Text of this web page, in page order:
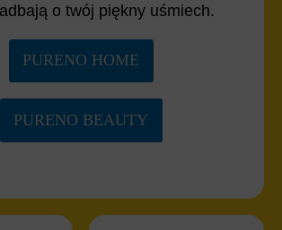
o twój piękny uśmiech.
PURENO HOME
PURENO BEAUTY